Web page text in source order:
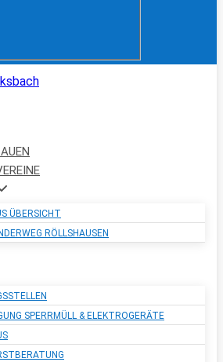
ÜBERSICHT
RÖLLSHAUSEN
SPERRMÜLL & ELEKTROGERÄTE